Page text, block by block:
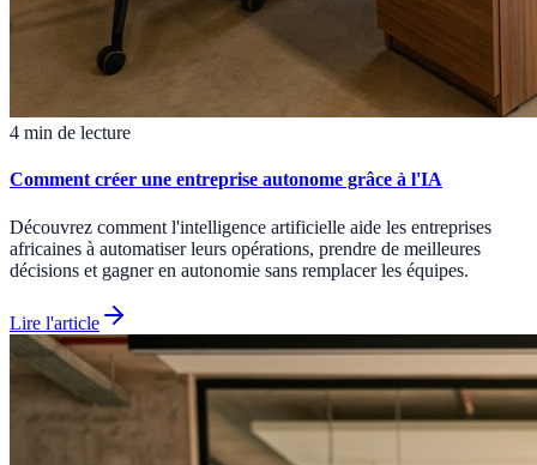
4 min de lecture
Comment créer une entreprise autonome grâce à l'IA
Découvrez comment l'intelligence artificielle aide les entreprises
africaines à automatiser leurs opérations, prendre de meilleures
décisions et gagner en autonomie sans remplacer les équipes.
Lire l'article